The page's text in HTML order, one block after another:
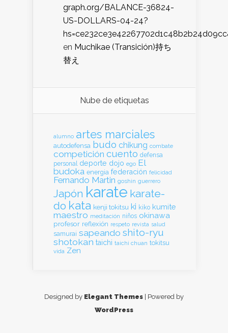
graph.org/BALANCE-36824-
US-DOLLARS-04-24?
en Muchikae (Transición)持ち
替え
Nube de etiquetas
alumno artes marciales
autodefensa budo chikung combate
competición cuento defensa
personal deporte dojo ego El
budoka energia federación felicidad
Fernando Martin goshin guerrero
Japón karate karate-
do kata kenji tokitsu ki kiko kumite
maestro meditación niños okinawa
profesor reflexión respeto revista salud
samurai sapeando shito-ryu
shotokan taichi taichi chuan tokitsu
vida Zen
Designed by Elegant Themes | Powered by
WordPress